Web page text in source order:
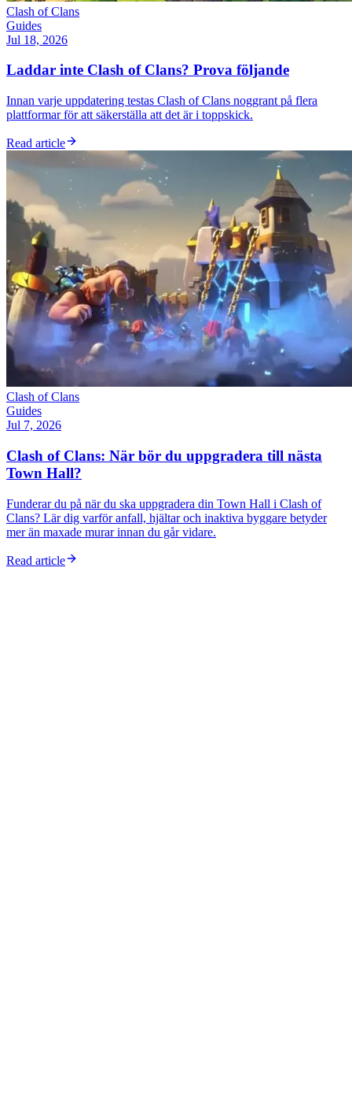
Clash of Clans
Guides
Jul 18, 2026
Laddar inte Clash of Clans? Prova följande
Innan varje uppdatering testas Clash of Clans noggrant på flera
plattformar för att säkerställa att det är i toppskick.
Read article
Clash of Clans
Guides
Jul 7, 2026
Clash of Clans: När bör du uppgradera till nästa
Town Hall?
Funderar du på när du ska uppgradera din Town Hall i Clash of
Clans? Lär dig varför anfall, hjältar och inaktiva byggare betyder
mer än maxade murar innan du går vidare.
Read article